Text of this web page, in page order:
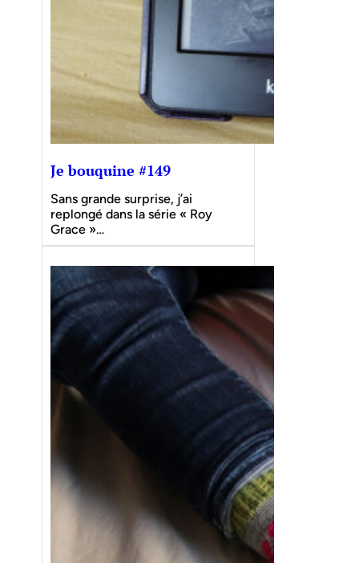
Je bouquine #149
Sans grande surprise, j’ai
replongé dans la série « Roy
Grace »…